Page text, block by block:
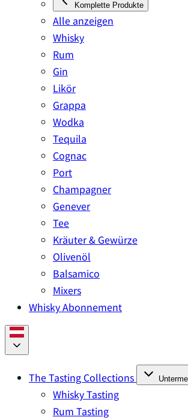
Komplette Produkte
Alle anzeigen
Whisky
Rum
Gin
Likör
Grappa
Wodka
Tequila
Cognac
Port
Champagner
Genever
Tee
Kräuter & Gewürze
Olivenöl
Balsamico
Mixers
Whisky Abonnement
The Tasting Collections
Whisky Tasting
Rum Tasting